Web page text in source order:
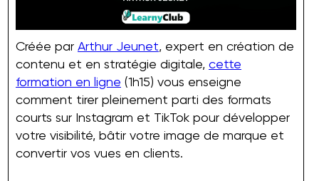
Créée par Arthur Jeunet, expert en création de
contenu et en stratégie digitale, cette
formation en ligne (1h15) vous enseigne
comment tirer pleinement parti des formats
courts sur Instagram et TikTok pour développer
votre visibilité, bâtir votre image de marque et
convertir vos vues en clients.